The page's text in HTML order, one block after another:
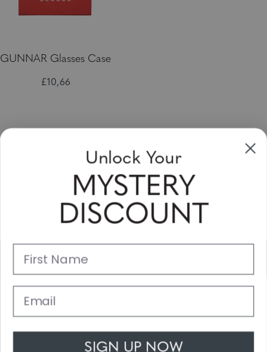
GUNNAR Glasses Case
£10,66
Sign Up & Save
Sale up to 20% off for your next purchase in this month!
Support
Unlock Your
MYSTERY
DISCOUNT
First Name
Email
SIGN UP NOW